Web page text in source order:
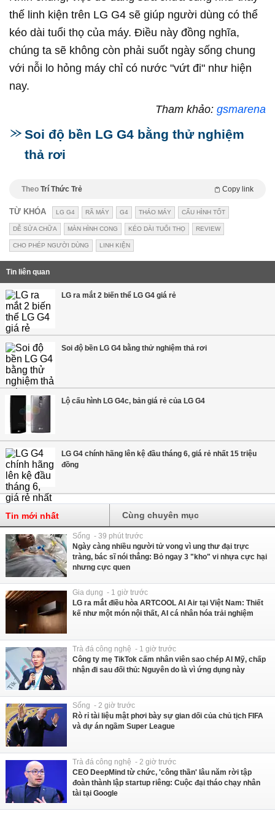
thế linh kiện trên LG G4 sẽ giúp người dùng có thể
kéo dài tuổi thọ của máy. Điều này đồng nghĩa,
chúng ta sẽ không còn phải suốt ngày sống chung
với nỗi lo hỏng máy chỉ có nước "vứt đi" như hiện
nay.
Tham khảo: gsmarena
Soi độ bền LG G4 bằng thử nghiệm
thả rơi
Theo Trí Thức Trẻ Copy link
TỪ KHÓA LG G4 RÃ MÁY G4 THÁO MÁY CẤU HÌNH TỐT
DỄ SỬA CHỮA MÀN HÌNH CONG KÉO DÀI TUỔI THỌ REVIEW
CHO PHÉP NGƯỜI DÙNG LINH KIỆN
Tin liên quan
LG ra mắt 2 biến thể LG G4 giá rẻ
Soi độ bền LG G4 bằng thử nghiệm thả rơi
Lộ cấu hình LG G4c, bản giá rẻ của LG G4
LG G4 chính hãng lên kệ đầu tháng 6, giá rẻ nhất 15 triệu
đồng
Tin mới nhất Cùng chuyên mục
Sống - 39 phút trước
Ngày càng nhiều người tử vong vì ung thư đại trực
tràng, bác sĩ nói thẳng: Bỏ ngay 3 "kho" vi nhựa cực hại
nhưng cực quen
Gia dụng - 1 giờ trước
LG ra mắt điều hòa ARTCOOL AI Air tại Việt Nam: Thiết
kế như một món nội thất, AI cá nhân hóa trải nghiệm
Trà đá công nghệ - 1 giờ trước
Công ty mẹ TikTok cấm nhân viên sao chép AI Mỹ, chấp
nhận đi sau đối thủ: Nguyên do là vì ứng dụng này
Sống - 2 giờ trước
Rò rỉ tài liệu mật phơi bày sự gian dối của chủ tịch FIFA
và dự án ngầm Super League
Trà đá công nghệ - 2 giờ trước
CEO DeepMind từ chức, 'công thần' lâu năm rời tập
đoàn thành lập startup riêng: Cuộc đại tháo chạy nhân
tài tại Google